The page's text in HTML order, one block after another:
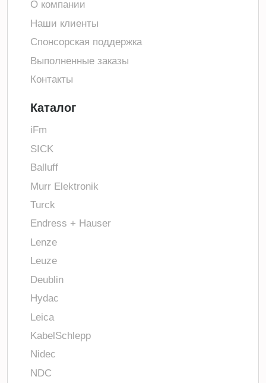
О компании
Наши клиенты
Спонсорская поддержка
Выполненные заказы
Контакты
Каталог
iFm
SICK
Balluff
Murr Elektronik
Turck
Endress + Hauser
Lenze
Leuze
Deublin
Hydac
Leica
KabelSchlepp
Nidec
NDC